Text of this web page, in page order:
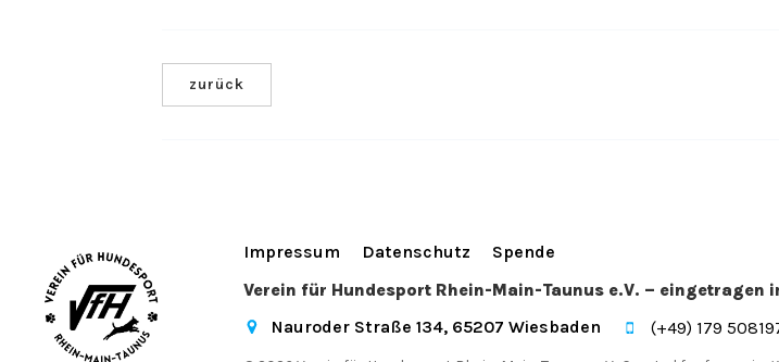
zurück
Impressum Datenschutz
Spende
Verein für Hundesport Rhein-Main-Taunus e.V. –
Nauroder Straße 134, 65207 Wiesbaden
(+49) 179